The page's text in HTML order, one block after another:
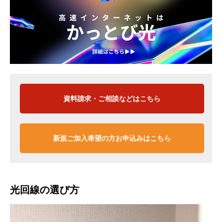
資料請求・ご相談などはこちら
新規ご加入希望の方お申込みはこちら
光回線の選び方